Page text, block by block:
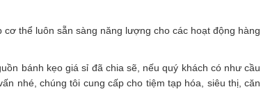
thể luôn sẵn sàng năng lượng cho các hoạt động hàng
bánh kẹo giá sỉ đã chia sẽ, nếu quý khách có như cầu
nhé, chúng tôi cung cấp cho tiệm tạp hóa, siêu thị, căn